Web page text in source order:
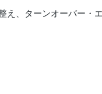
え、ターンオーバー・